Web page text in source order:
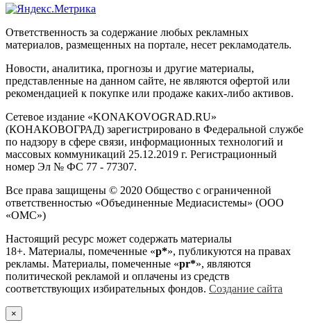
Ответственность за содержание любых рекламных
материалов, размещенных на портале, несет рекламодатель.
Новости, аналитика, прогнозы и другие материалы,
представленные на данном сайте, не являются офертой или
рекомендацией к покупке или продаже каких-либо активов.
Сетевое издание «KONAKOVOGRAD.RU»
(КОНАКОВОГРАД) зарегистрировано в Федеральной службе
по надзору в сфере связи, информационных технологий и
массовых коммуникаций 25.12.2019 г. Регистрационный
номер Эл № ФС 77 - 77307.
Все права защищены © 2020 Общество с ограниченной
ответственностью «Объединенные Медиасистемы» (ООО
«ОМС»)
Настоящий ресурс может содержать материалы
18+. Материалы, помеченные «р*», публикуются на правах
рекламы. Материалы, помеченные «рr*», являются
политической рекламой и оплачены из средств
соответствующих избирательных фондов. Создание сайта
×